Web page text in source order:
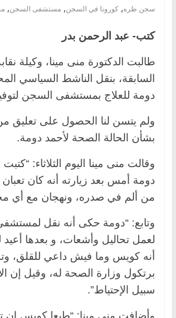
سجن طره, كورونا في السجن, مستشفى السجن,
كتب- عبد الرحمن بدر
طالبت الدكتورة منى مينا، وكيلة
السابقة، بنقل الناشط السياسي
دومة للعلاج بمستشفى السجن
ولم يتسن لنا الحصول على تعليق من
بشأن الحالة الصحة لأحمد دومة.
وقالت منى مينا اليوم الثلاثاء:
دومة أمس بعد زيارته أنه كان
من ألم في صدره، ونهجان مع أي
وتابع: “دومة حكى أنه نقل
لعمل تحاليل وأشعات، و بعدها أعيد
أنه كويس وما فيش داعي للقلق،
برتكول وزارة الصحة له، وقيل إن
سبيل الإحتياط”.
وأضافت منى مينا: “طبعا كويس إن